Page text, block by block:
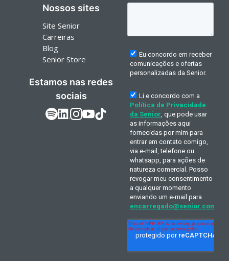
Nossos sites
Site Senior
Carreiras
Blog
Senior Store
Estamos nas redes
sociais